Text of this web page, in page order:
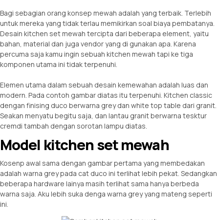
Bagi sebagian orang konsep mewah adalah yang terbaik. Terlebih
untuk mereka yang tidak terlau memikirkan soal biaya pembatanya.
Desain kitchen set mewah tercipta dari beberapa element, yaitu
bahan, material dan juga vendor yang di gunakan apa. Karena
percuma saja kamu ingin sebuah kitchen mewah tapi ke tiga
komponen utama ini tidak terpenuhi.
Elemen utama dalam sebuah desain kemewahan adalah luas dan
modern. Pada contoh gambar diatas itu terpenuhi. Kitchen classic
dengan finising duco berwarna grey dan white top table dari granit.
Seakan menyatu begitu saja, dan lantau granit berwarna tesktur
cremdi tambah dengan sorotan lampu diatas.
Model kitchen set mewah
Kosenp awal sama dengan gambar pertama yang membedakan
adalah warna grey pada cat duco ini terlihat lebih pekat. Sedangkan
beberapa hardware lainya masih terlihat sama hanya berbeda
warna saja. Aku lebih suka denga warna grey yang mateng seperti
ini.